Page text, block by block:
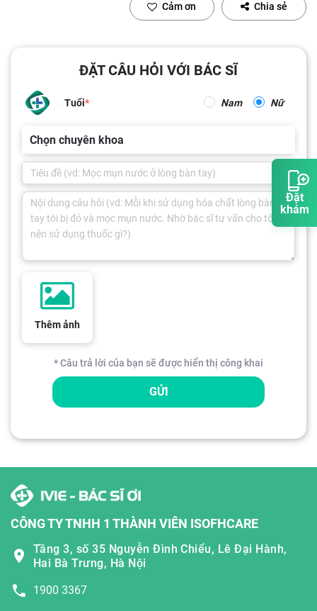
Đặt
khám
Cảm ơn Chia sẻ
ĐẶT CÂU HỎI VỚI BÁC SĨ
Tuổi Nam Nữ
Chọn chuyên khoa
Thêm ảnh
* Câu trả lời của bạn sẽ được hiển thị công khai
GỬI
CÔNG TY TNHH 1 THÀNH VIÊN ISOFHCARE
Tầng 3, số 35 Nguyễn Đình Chiểu, Lê Đại Hành,
Hai Bà Trưng, Hà Nội
1900 3367